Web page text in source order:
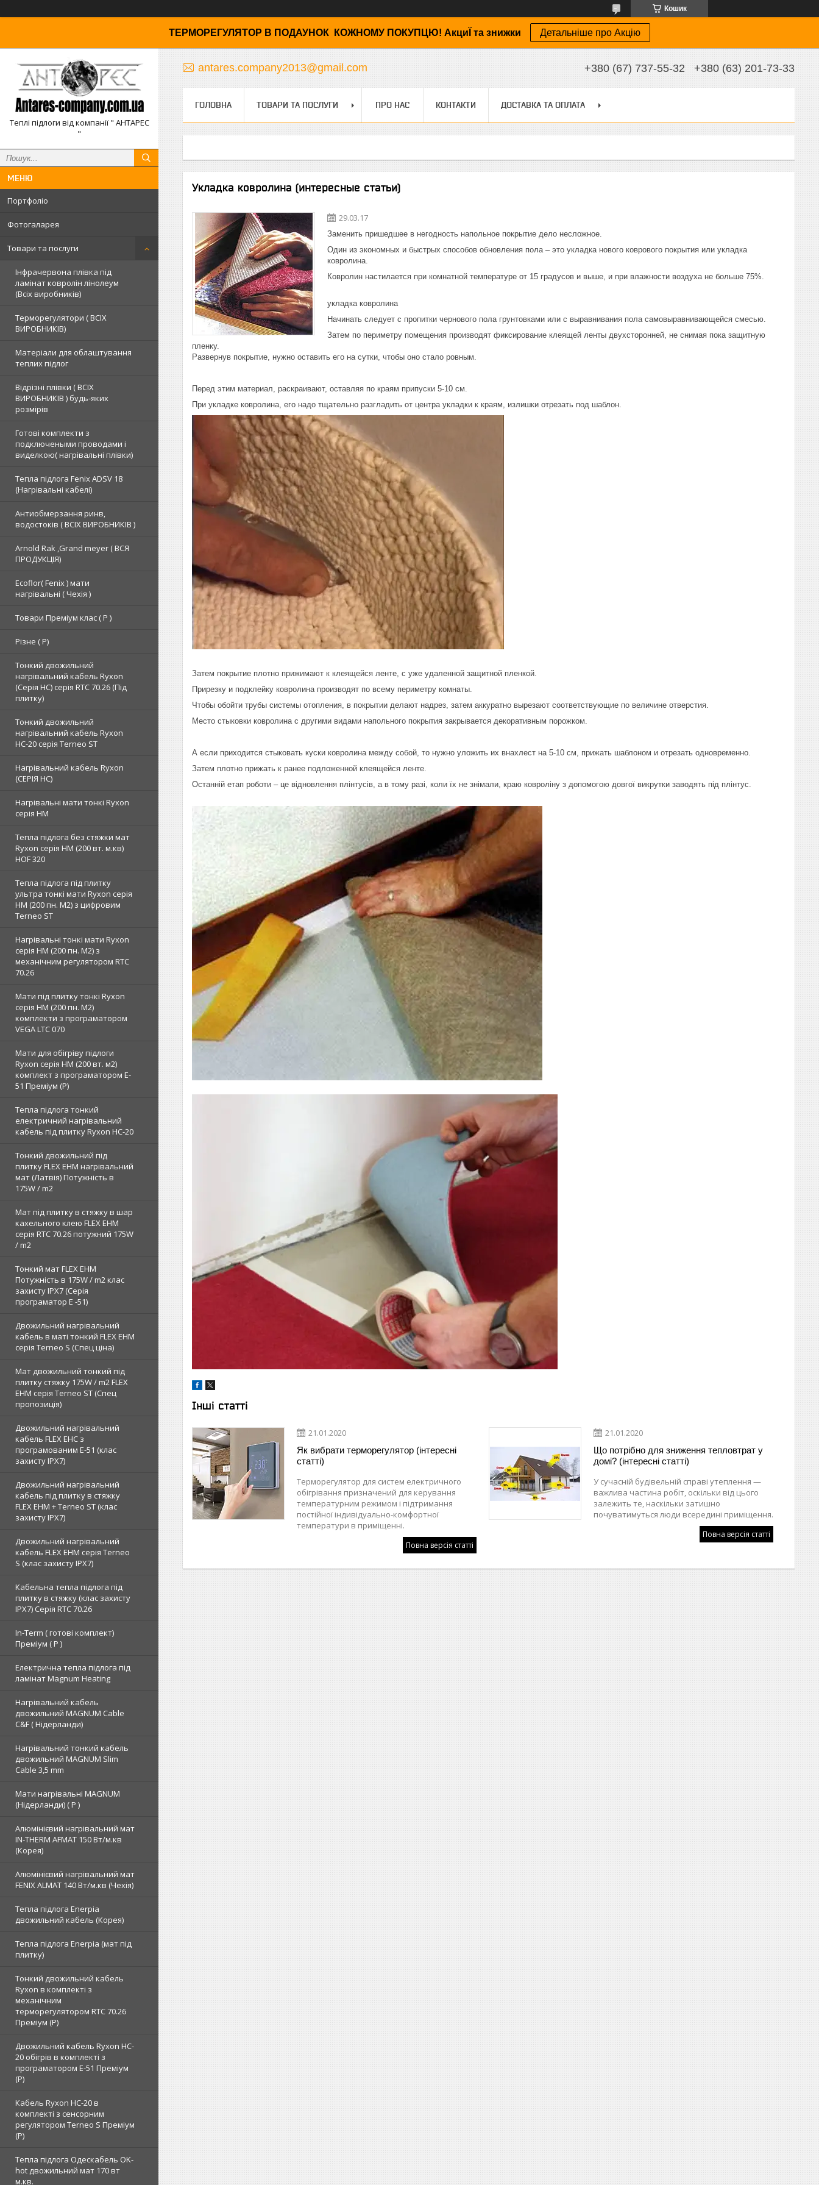
Кошик
ТЕРМОРЕГУЛЯТОР В ПОДАУНОК КОЖНОМУ ПОКУПЦЮ! АкциЇ та знижки Детальніше про Акцію
Теплі підлоги від компанії " АНТАРЕС
"
Портфоліо
Фотогаларея
Товари та послуги
Інфрачервона плівка під
ламінат ковролін лінолеум
(Всіх виробників)
Терморегулятори ( ВСІХ
ВИРОБНИКІВ)
Матеріали для облаштування
теплих підлог
Відрізні плівки ( ВСІХ
ВИРОБНИКІВ ) будь-яких
розмірів
Готові комплекти з
подключеными проводами і
виделкою( нагрівальні плівки)
Тепла підлога Fenix ADSV 18
(Нагрівальні кабелі)
Антиобмерзання ринв,
водостоків ( ВСІХ ВИРОБНИКІВ )
Arnold Rak ,Grand meyer ( ВСЯ
ПРОДУКЦІЯ)
Ecoflor( Fenix ) мати
нагрівальні ( Чехія )
Товари Преміум клас ( Р )
Різне ( Р)
Тонкий двожильний
нагрівальний кабель Ryxon
(Серія НС) серія RTC 70.26 (Під
плитку)
Тонкий двожильний
нагрівальний кабель Ryxon
HC-20 серія Terneo ST
Нагрівальний кабель Ryxon
(СЕРІЯ НС)
Нагрівальні мати тонкі Ryxon
серія НМ
Тепла підлога без стяжки мат
Ryxon серія НМ (200 вт. м.кв)
HOF 320
Тепла підлога під плитку
ультра тонкі мати Ryxon серія
НМ (200 пн. М2) з цифровим
Terneo ST
Нагрівальні тонкі мати Ryxon
серія НМ (200 пн. М2) з
механічним регулятором RTC
70.26
Мати під плитку тонкі Ryxon
серія НМ (200 пн. М2)
комплекти з програматором
VEGA LTC 070
Мати для обігріву підлоги
Ryxon серія НМ (200 вт. м2)
комплект з програматором E-
51 Преміум (Р)
Тепла підлога тонкий
електричний нагрівальний
кабель під плитку Ryxon HC-20
Тонкий двожильний під
плитку FLEX EHM нагрівальний
мат (Латвія) Потужність в
175W / m2
Мат під плитку в стяжку в шар
кахельного клею FLEX EHM
серія RTC 70.26 потужний 175W
/ m2
Тонкий мат FLEX EHM
Потужність в 175W / m2 клас
захисту IPX7 (Серія
програматор Е -51)
Двожильний нагрівальний
кабель в маті тонкий FLEX EHM
серія Terneo S (Спец ціна)
Мат двожильний тонкий під
плитку стяжку 175W / m2 FLEX
EHM серія Terneo SТ (Спец
пропозиція)
Двожильний нагрівальний
кабель FLEX EHС з
програмованим E-51 (клас
захисту IPX7)
Двожильний нагрівальний
кабель під плитку в стяжку
FLEX EHM + Terneo ST (клас
захисту IPX7)
Двожильний нагрівальний
кабель FLEX EHM серія Terneo
S (клас захисту IPX7)
Кабельна тепла підлога під
плитку в стяжку (клас захисту
IPX7) Серія RTC 70.26
In-Term ( готові комплект)
Преміум ( Р )
Електрична тепла підлога під
ламінат Magnum Heating
Нагрівальний кабель
двожильний MAGNUM Cable
C&F ( Нідерланди)
Нагрівальний тонкий кабель
двожильний MAGNUM Slim
Cable 3,5 mm
Мати нагрівальні MAGNUM
(Нідерланди) ( Р )
Алюмінієвий нагрівальний мат
IN-THERM AFMAT 150 Вт/м.кв
(Корея)
Алюмінієвий нагрівальний мат
FENIX ALMAT 140 Вт/м.кв (Чехія)
Тепла підлога Enerpia
двожильний кабель (Корея)
Тепла підлога Enerpia (мат під
плитку)
Тонкий двожильний кабель
Ryxon в комплекті з
механічним
терморегулятором RTC 70.26
Преміум (Р)
Двожильний кабель Ryxon HC-
20 обігрів в комплекті з
програматором E-51 Преміум
(Р)
Кабель Ryxon HC-20 в
комплекті з сенсорним
регулятором Terneo S Преміум
(Р)
Тепла підлога Одескабель OK-
hot двожильний мат 170 вт
м.кв.
antares.company2013@gmail.com +380 (67) 737-55-32 +380 (63) 201-73-33
ГОЛОВНА ТОВАРИ ТА ПОСЛУГИ ПРО НАС КОНТАКТИ ДОСТАВКА ТА ОПЛАТА
Укладка ковролина (интересные статьи)
29.03.17
Заменить пришедшее в негодность напольное покрытие дело несложное.
Один из экономных и быстрых способов обновления пола – это укладка нового коврового покрытия или укладка
ковролина.
Ковролин настилается при комнатной температуре от 15 градусов и выше, и при влажности воздуха не больше 75%.
укладка ковролина
Начинать следует с пропитки чернового пола грунтовками или с выравнивания пола самовыравнивающейся смесью.
Затем по периметру помещения производят фиксирование клеящей ленты двухсторонней, не снимая пока защитную
пленку.
Развернув покрытие, нужно оставить его на сутки, чтобы оно стало ровным.
Перед этим материал, раскраивают, оставляя по краям припуски 5-10 см.
При укладке ковролина, его надо тщательно разгладить от центра укладки к краям, излишки отрезать под шаблон.
Затем покрытие плотно прижимают к клеящейся ленте, с уже удаленной защитной пленкой.
Прирезку и подклейку ковролина производят по всему периметру комнаты.
Чтобы обойти трубы системы отопления, в покрытии делают надрез, затем аккуратно вырезают соответствующие по величине отверстия.
Место стыковки ковролина с другими видами напольного покрытия закрывается декоративным порожком.
А если приходится стыковать куски ковролина между собой, то нужно уложить их внахлест на 5-10 см, прижать шаблоном и отрезать одновременно.
Затем плотно прижать к ранее подложенной клеящейся ленте.
Останній етап роботи – це відновлення плінтусів, а в тому разі, коли їх не знімали, краю ковроліну з допомогою довгої викрутки заводять під плінтус.
Інші статті
21.01.2020
Як вибрати терморегулятор (інтересні
статті)
Терморегулятор для систем електричного
обігрівання призначений для керування
температурним режимом і підтримання
постійної індивідуально-комфортної
температури в приміщенні.
Повна версія статті
21.01.2020
Що потрібно для зниження тепловтрат у
домі? (інтересні статті)
У сучасній будівельній справі утеплення —
важлива частина робіт, оскільки від цього
залежить те, наскільки затишно
почуватимуться люди всередині приміщення.
Повна версія статті